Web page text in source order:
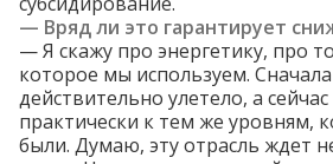
— Вряд ли это гарантирует
— Я скажу про энергетику, про
которое мы используем. Сначала
действительно улетело, а
практически к тем же уровням,
были. Думаю, эту отрасль ждет